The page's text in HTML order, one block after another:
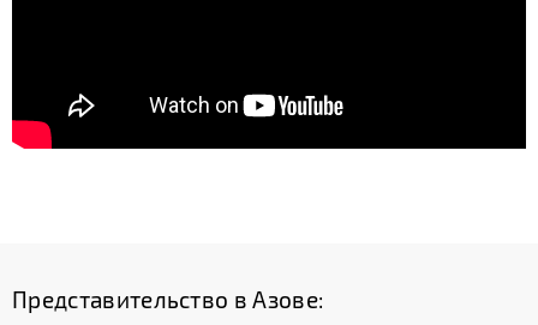
Представительство в Азове: